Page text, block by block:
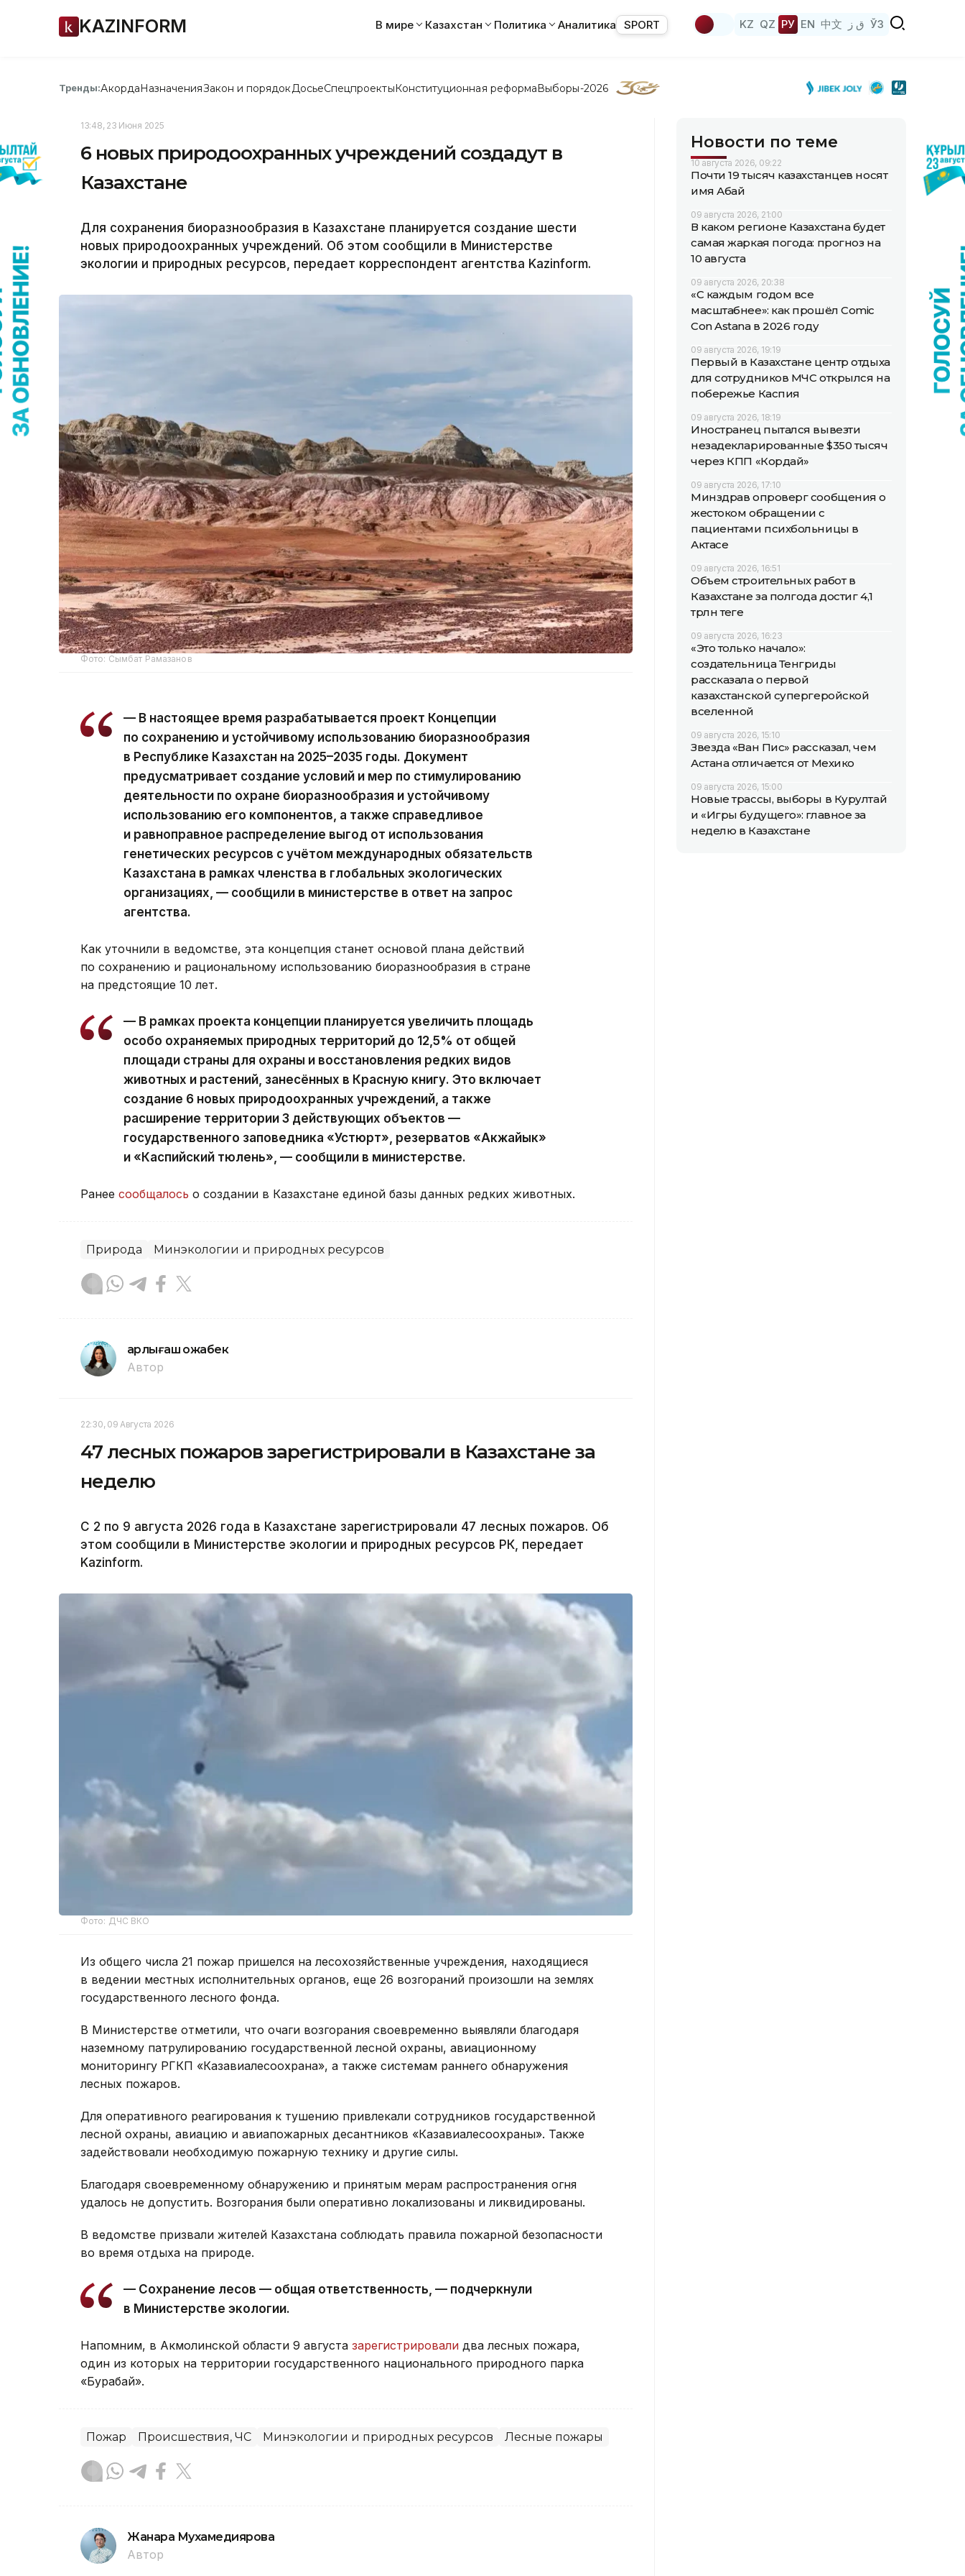
KAZINFORM В мире Казахстан Политика Аналитика SPORT KZ QZ РУ EN 中文 ق ز ЎЗ
Тренды:АкордаНазначенияЗакон и порядок ДосьеСпецпроектыКонституционная реформаВыборы-2026
13:48, 23 Июня 2025
6 новых природоохранных учреждений создадут в
Казахстане
Для сохранения биоразнообразия в Казахстане планируется создание шести
новых природоохранных учреждений. Об этом сообщили в Министерстве
экологии и природных ресурсов, передает корреспондент агентства Kazinform.
Фото: Сымбат Рамазанов
— В настоящее время разрабатывается проект Концепции
по сохранению и устойчивому использованию биоразнообразия
в Республике Казахстан на 2025–2035 годы. Документ
предусматривает создание условий и мер по стимулированию
деятельности по охране биоразнообразия и устойчивому
использованию его компонентов, а также справедливое
и равноправное распределение выгод от использования
генетических ресурсов с учётом международных обязательств
Казахстана в рамках членства в глобальных экологических
организациях, — сообщили в министерстве в ответ на запрос
агентства.
Как уточнили в ведомстве, эта концепция станет основой плана действий
по сохранению и рациональному использованию биоразнообразия в стране
на предстоящие 10 лет.
— В рамках проекта концепции планируется увеличить площадь
особо охраняемых природных территорий до 12,5% от общей
площади страны для охраны и восстановления редких видов
животных и растений, занесённых в Красную книгу. Это включает
создание 6 новых природоохранных учреждений, а также
расширение территории 3 действующих объектов —
государственного заповедника «Устюрт», резерватов «Акжайык»
и «Каспийский тюлень», — сообщили в министерстве.
Ранее сообщалось о создании в Казахстане единой базы данных редких животных.
Природа Минэкологии и природных ресурсов
Қарлығаш Қожабек
Автор
22:30, 09 Августа 2026
47 лесных пожаров зарегистрировали в Казахстане за
неделю
С 2 по 9 августа 2026 года в Казахстане зарегистрировали 47 лесных пожаров. Об
этом сообщили в Министерстве экологии и природных ресурсов РК, передает
Kazinform.
Фото: ДЧС ВКО
Из общего числа 21 пожар пришелся на лесохозяйственные учреждения, находящиеся
в ведении местных исполнительных органов, еще 26 возгораний произошли на землях
государственного лесного фонда.
В Министерстве отметили, что очаги возгорания своевременно выявляли благодаря
наземному патрулированию государственной лесной охраны, авиационному
мониторингу РГКП «Казавиалесоохрана», а также системам раннего обнаружения
лесных пожаров.
Для оперативного реагирования к тушению привлекали сотрудников государственной
лесной охраны, авиацию и авиапожарных десантников «Казавиалесоохраны». Также
задействовали необходимую пожарную технику и другие силы.
Благодаря своевременному обнаружению и принятым мерам распространения огня
удалось не допустить. Возгорания были оперативно локализованы и ликвидированы.
В ведомстве призвали жителей Казахстана соблюдать правила пожарной безопасности
во время отдыха на природе.
— Сохранение лесов — общая ответственность, — подчеркнули
в Министерстве экологии.
Напомним, в Акмолинской области 9 августа зарегистрировали два лесных пожара,
один из которых на территории государственного национального природного парка
«Бурабай».
Пожар Происшествия, ЧС Минэкологии и природных ресурсов Лесные пожары
Жанара Мухамедиярова
Автор
Новости по теме
10 августа 2026, 09:22
Почти 19 тысяч казахстанцев носят
имя Абай
09 августа 2026, 21:00
В каком регионе Казахстана будет
самая жаркая погода: прогноз на
10 августа
09 августа 2026, 20:38
«С каждым годом все
масштабнее»: как прошёл Comic
Con Astana в 2026 году
09 августа 2026, 19:19
Первый в Казахстане центр отдыха
для сотрудников МЧС открылся на
побережье Каспия
09 августа 2026, 18:19
Иностранец пытался вывезти
незадекларированные $350 тысяч
через КПП «Кордай»
09 августа 2026, 17:10
Минздрав опроверг сообщения о
жестоком обращении с
пациентами психбольницы в
Актасе
09 августа 2026, 16:51
Объем строительных работ в
Казахстане за полгода достиг 4,1
трлн теңге
09 августа 2026, 16:23
«Это только начало»:
создательница Тенгриды
рассказала о первой
казахстанской супергеройской
вселенной
09 августа 2026, 15:10
Звезда «Ван Пис» рассказал, чем
Астана отличается от Мехико
09 августа 2026, 15:00
Новые трассы, выборы в Курултай
и «Игры будущего»: главное за
неделю в Казахстане